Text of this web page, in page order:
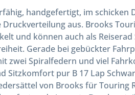
handgefertigt, im schicken
aus. Brooks
und können auch als
Gerade bei gebückter
zwei Spiralfedern und viel
Sitzkomfort pur B 17 Lap
von Brooks für Touring